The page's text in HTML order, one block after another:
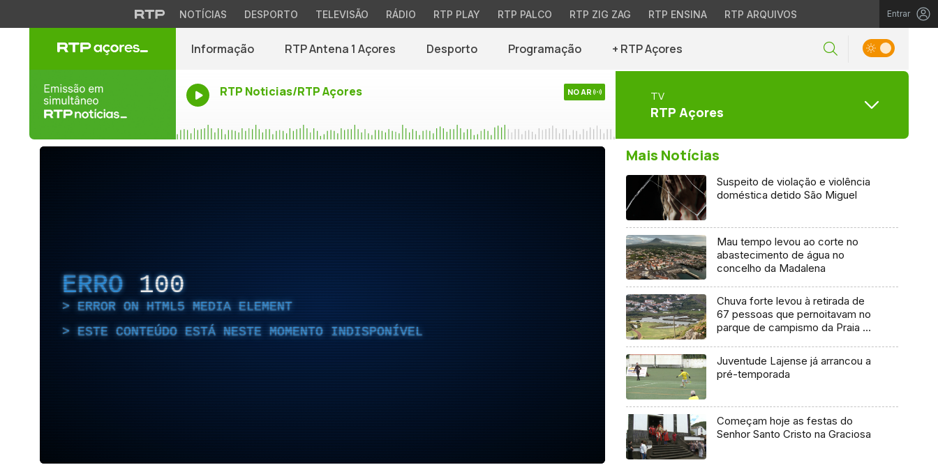
NOTÍCIAS DESPORTO TELEVISÃO RÁDIO RTP PLAY RTP PALCO RTP ZIG ZAG RTP ENSINA RTP ARQUIVOS Entrar
Informação RTP Antena 1 Açores Desporto Programação + RTP Açores
RTP Noticias/RTP Açores NO AR TV
RTP Açores
ERRO 100
ERROR ON HTML5 MEDIA ELEMENT
ESTE CONTEÚDO ESTÁ NESTE MOMENTO INDISPONÍVEL
Mais Notícias
Suspeito de violação e violência
doméstica detido São Miguel
Mau tempo levou ao corte no
abastecimento de água no
concelho da Madalena
Chuva forte levou à retirada de
67 pessoas que pernoitavam no
parque de campismo da Praia da
Juventude Lajense já arrancou a
pré-temporada
Começam hoje as festas do
Senhor Santo Cristo na Graciosa